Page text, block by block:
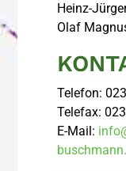
Heinz-
Olaf
Telefon:
Telefax:
E-Mail: